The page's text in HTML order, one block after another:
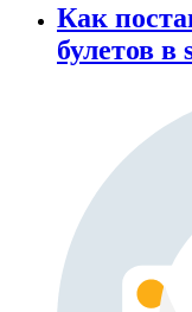
Как
булетов в